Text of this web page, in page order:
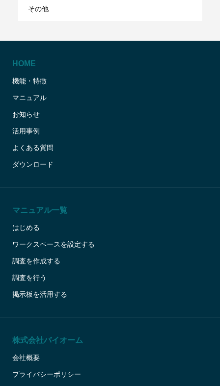
その他
HOME
機能・特徴
マニュアル
お知らせ
活用事例
よくある質問
ダウンロード
マニュアル一覧
はじめる
ワークスペースを設定する
調査を作成する
調査を行う
掲示板を活用する
株式会社バイオーム
会社概要
プライバシーポリシー